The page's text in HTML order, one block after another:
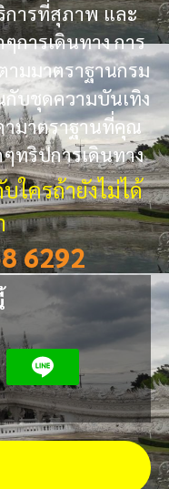
การที่สุภาพ และ
การเดินทาง การ
ามมาตราฐานกรม
บชุดความบันเทิง
ามาตราฐานที่คุณ
ทริปการเดินทาง
ใครถ้ายังไม่ได้
6292